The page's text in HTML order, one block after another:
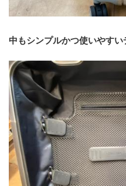
中もシンプルかつ使いやす